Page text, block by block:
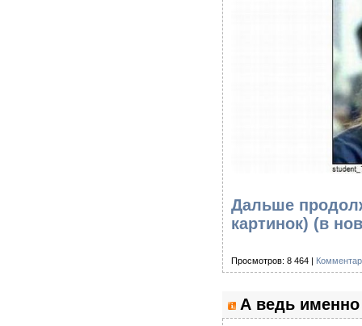
Дальше
картинок) (в
Просмотров: 8 464 |
А ведь именно